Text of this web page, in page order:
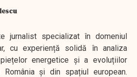
jurnalist specializat în domeniul
cu experiență solidă în analiza
energetice și a evoluțiilor
România și din spațiul european.